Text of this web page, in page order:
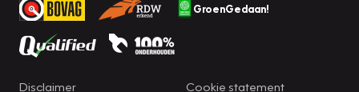
GroenGedaan!
Disclaimer Cookie statement